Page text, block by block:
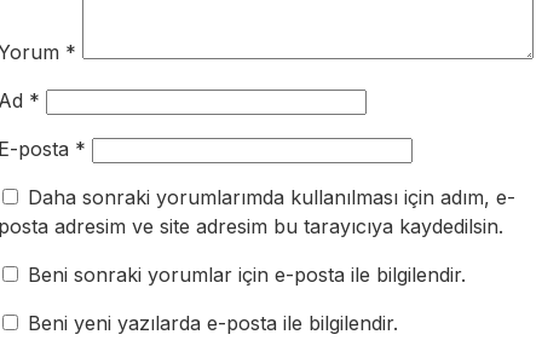
*
*
posta *
Daha sonraki yorumlarımda kullanılması için adım, e-
adresim ve site adresim bu tarayıcıya kaydedilsin.
Beni sonraki yorumlar için e-posta ile bilgilendir.
Beni yeni yazılarda e-posta ile bilgilendir.